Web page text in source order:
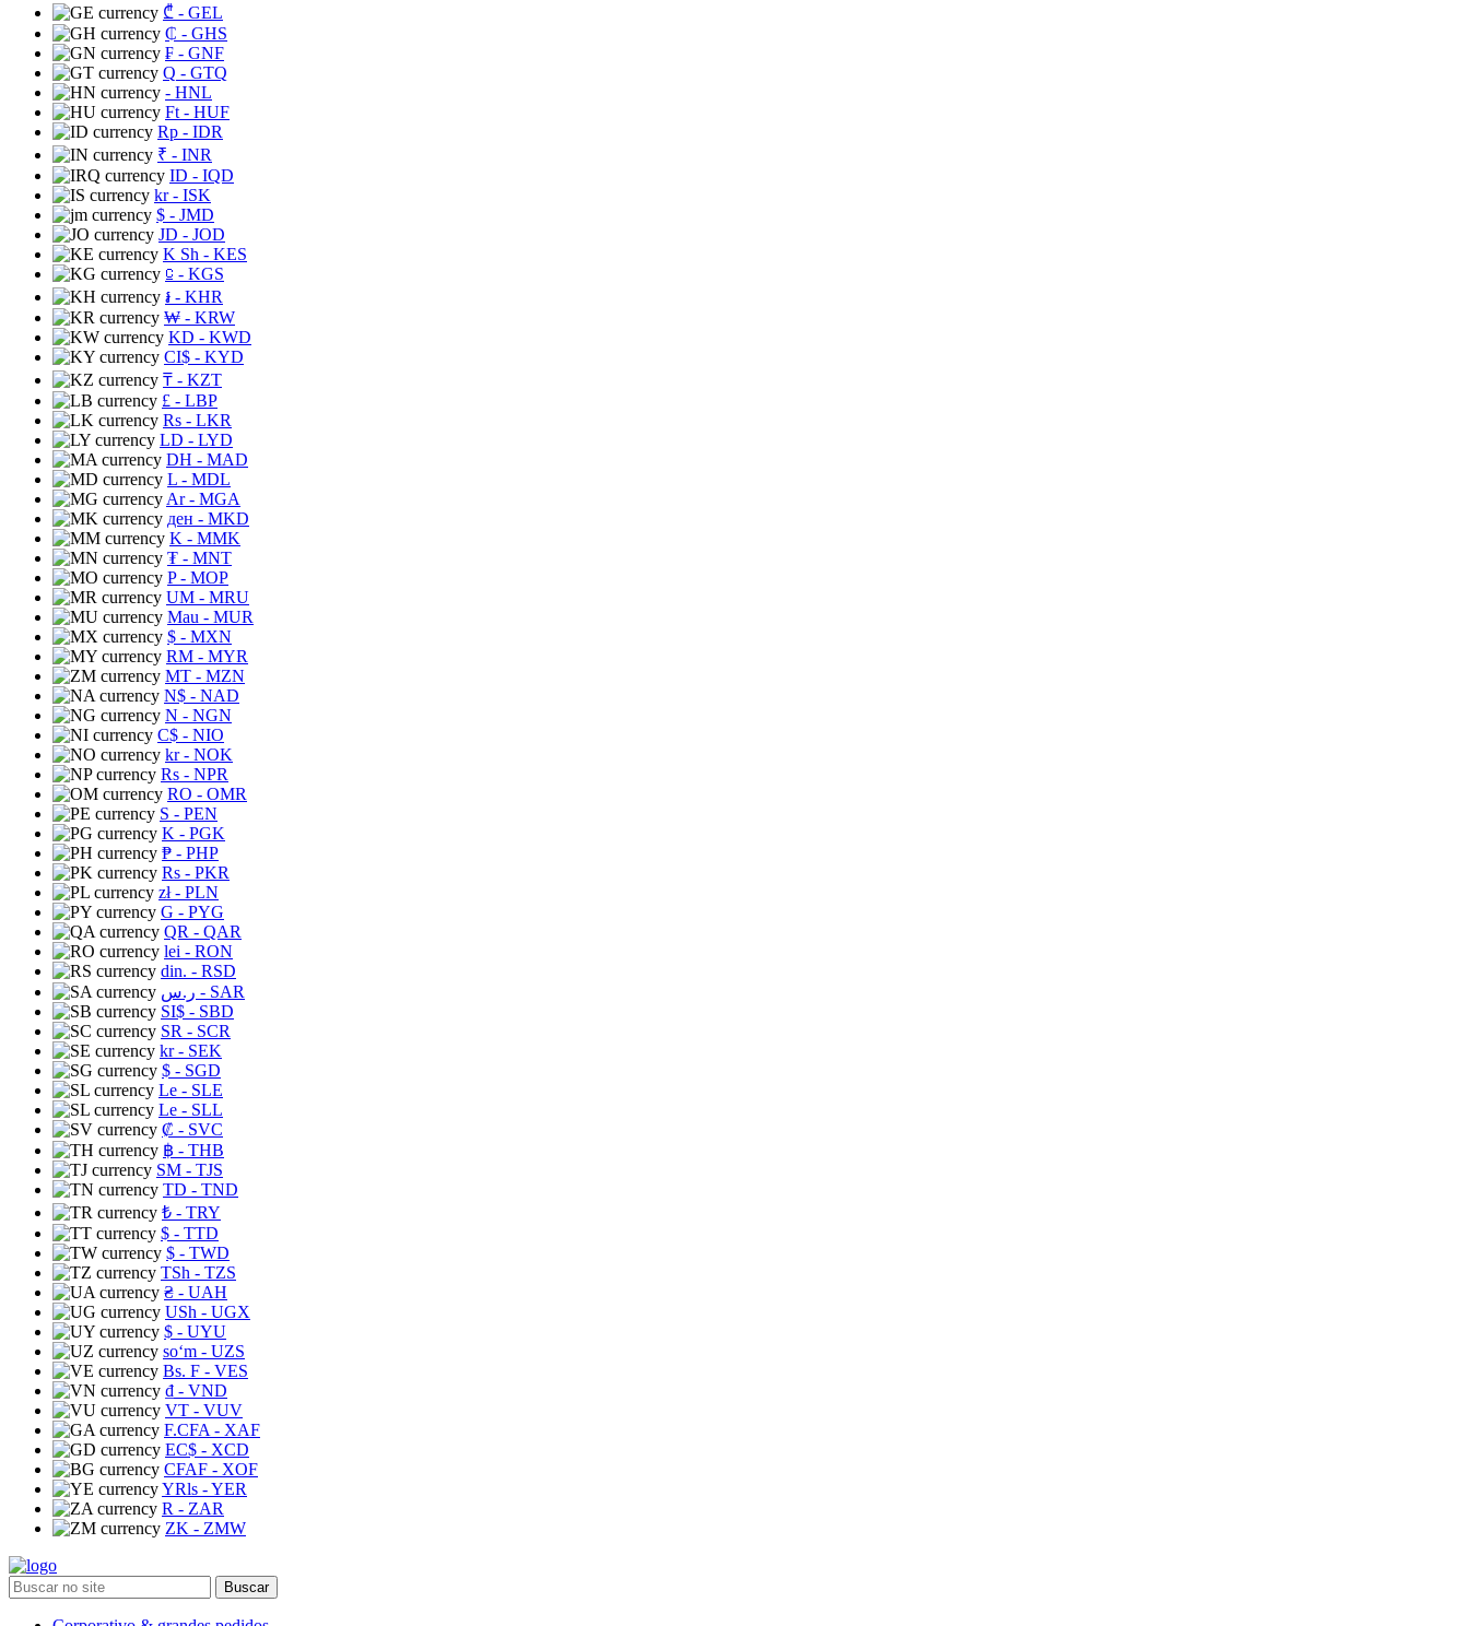
₾ - GEL
₵ - GHS
₣ - GNF
Q - GTQ
- HNL
Ft - HUF
Rp - IDR
₹ - INR
ID - IQD
kr- ISK
$ - JMD
JD - JOD
K Sh - KES
⃀ - KGS
៛ - KHR
₩ - KRW
KD - KWD
CI$ - KYD
₸ - KZT
£ - LBP
Rs - LKR
LD - LYD
DH - MAD
L - MDL
Ar- MGA
ден - MKD
K - MMK
₮ - MNT
P- MOP
UM - MRU
Mau - MUR
$ - MXN
RM - MYR
MT - MZN
N$ - NAD
N - NGN
C$ - NIO
kr- NOK
Rs - NPR
RO - OMR
S - PEN
K - PGK
₱ - PHP
Rs - PKR
zł- PLN
G - PYG
QR - QAR
lei - RON
din. - RSD
ر.س - SAR
SI$ - SBD
SR - SCR
kr- SEK
$ - SGD
Le - SLE
Le - SLL
₡ - SVC
฿ - THB
ЅМ - TJS
TD - TND
₺ - TRY
$ - TTD
$ - TWD
TSh - TZS
₴ - UAH
USh - UGX
$ - UYU
soʻm - UZS
Bs. F - VES
₫ - VND
VT - VUV
F.CFA - XAF
EC$ - XCD
CFAF - XOF
YRls - YER
R - ZAR
ZK - ZMW
Buscar